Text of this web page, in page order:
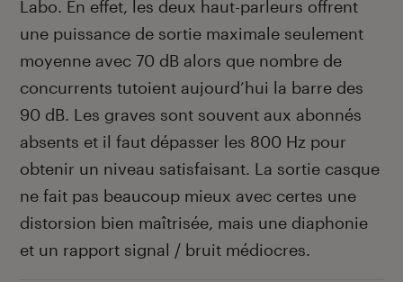
Labo. En effet, les deux haut-parleurs offrent
une puissance de sortie maximale seulement
moyenne avec 70 dB alors que nombre de
concurrents tutoient aujourd’hui la barre des
90 dB. Les graves sont souvent aux abonnés
absents et il faut dépasser les 800 Hz pour
obtenir un niveau satisfaisant. La sortie casque
ne fait pas beaucoup mieux avec certes une
distorsion bien maîtrisée, mais une diaphonie
et un rapport signal / bruit médiocres.